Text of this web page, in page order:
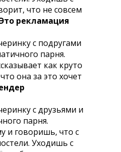
что не совсем
рекламация
с подругами
парня.
как круто
она за это хочет
с друзьями и
парня.
и говоришь, что с
Уходишь с